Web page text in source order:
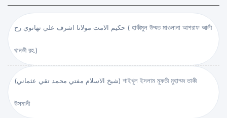
حكيم الامت مولانا اشرف علي تهانوي رح ( হাকীমুল উম্মত মাওলানা আশরাফ আলী
থানভী রহ.)
(شيخ الاسلام مفتي محمد تقي عثماني) শাইখুল ইসলাম মুফতী মুহাম্মদ তাকী
উসমানী